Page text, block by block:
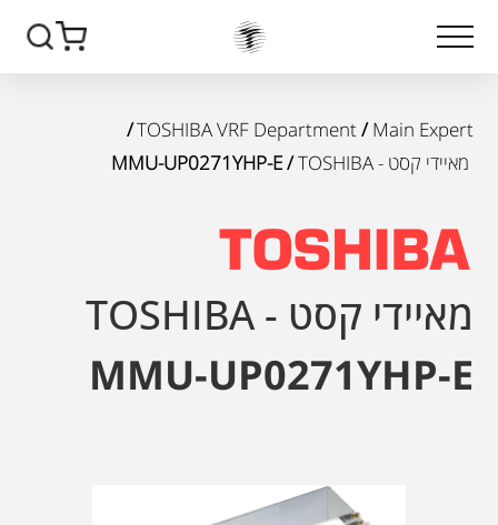
Main Expert
/
TOSHIBA VRF Department
/
מאיידי קסט - TOSHIBA
/ MMU-UP0271YHP-E
מאיידי קסט - TOSHIBA
MMU-UP0271YHP-E